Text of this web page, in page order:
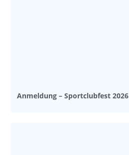
Anmeldung – Sportclubfest 2026